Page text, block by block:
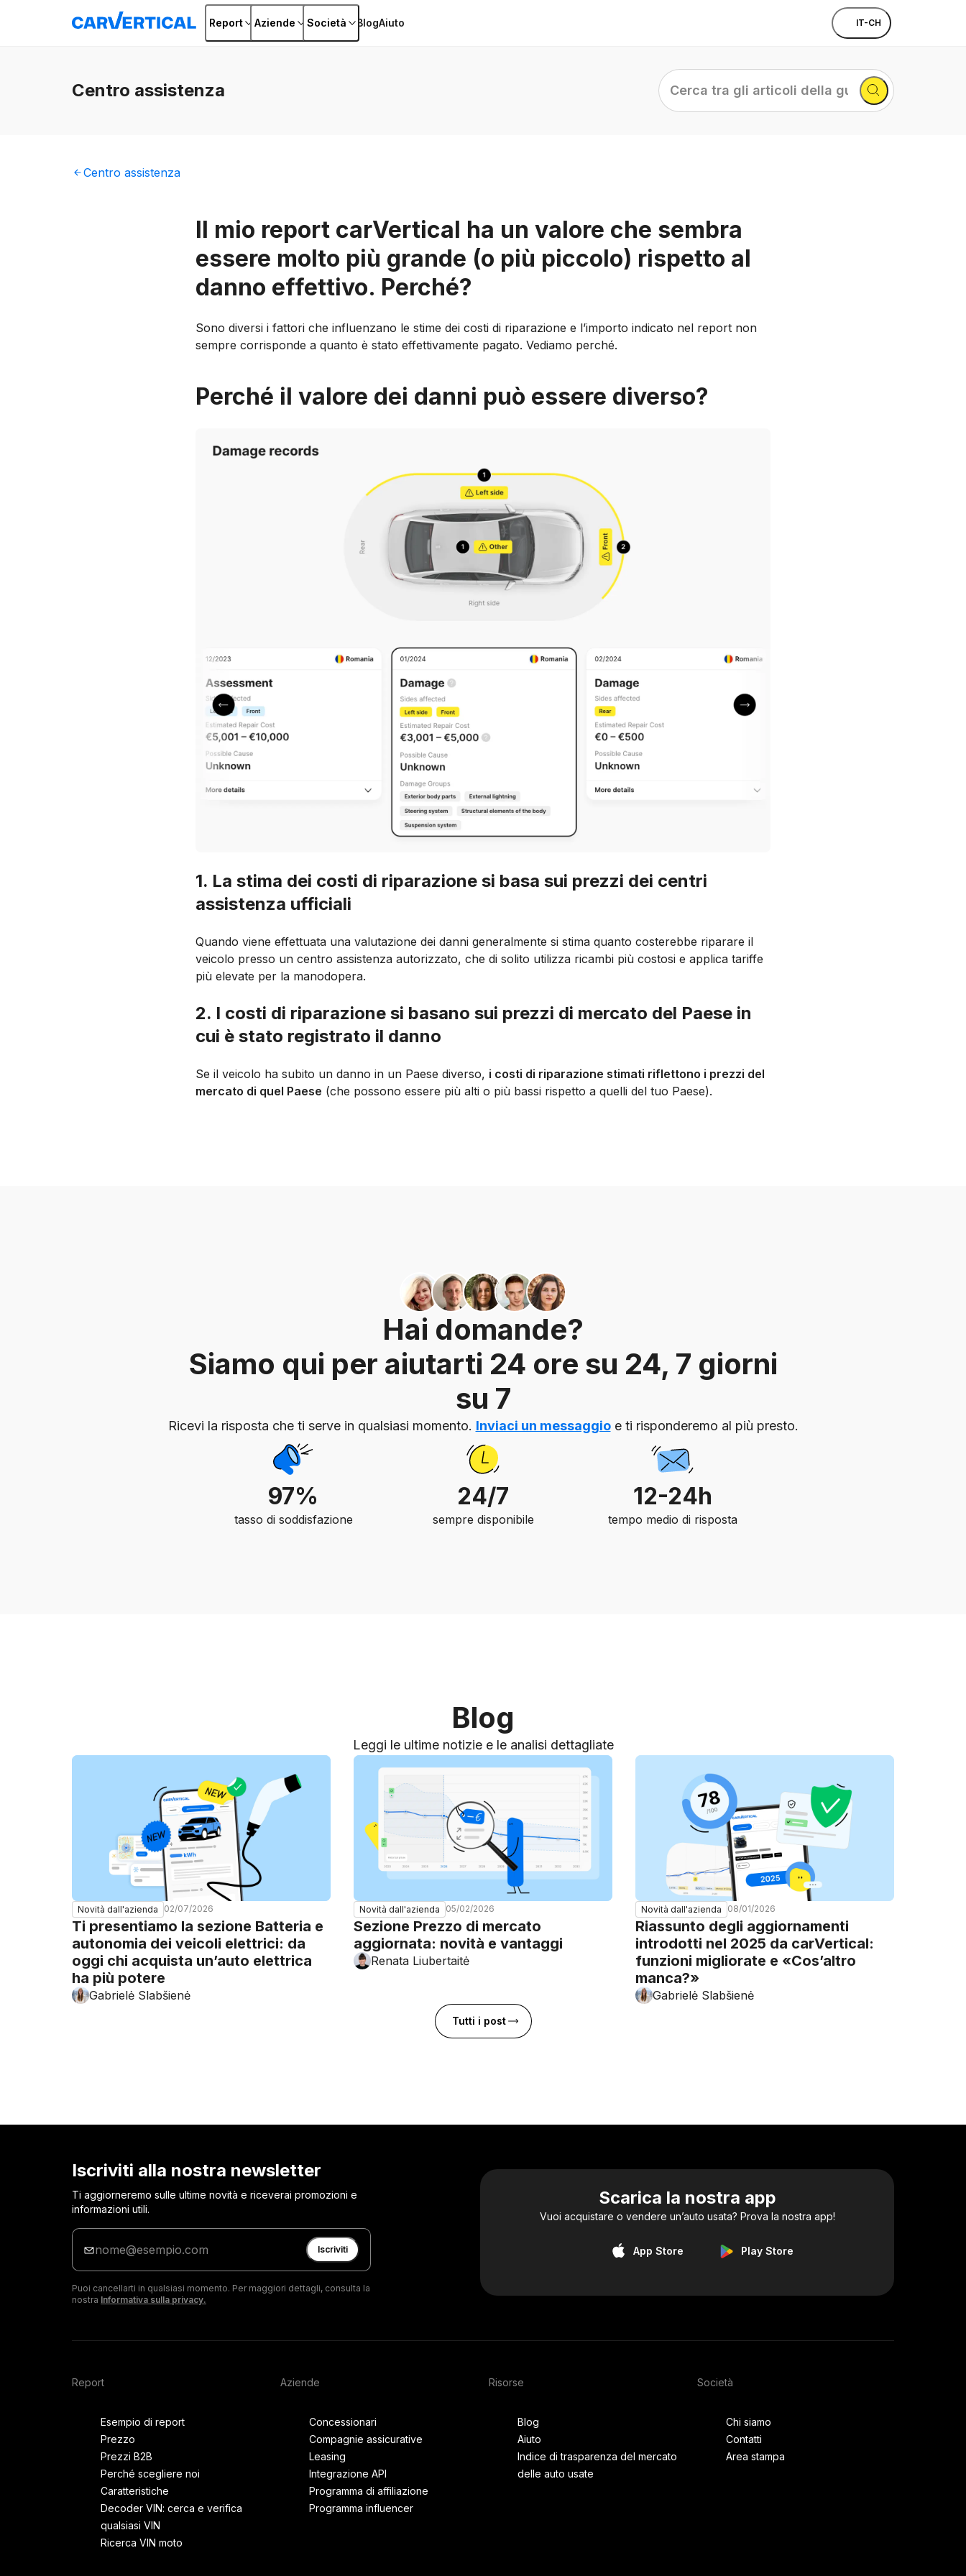
Report Aziende Società BlogAiuto IT-CH
Centro assistenza
Cerca
tra
gli
Centro assistenza
Il mio report carVertical ha un valore che sembra
essere molto più grande (o più piccolo) rispetto al
danno effettivo. Perché?
Sono diversi i fattori che influenzano le stime dei costi di riparazione e l’importo indicato nel report non
sempre corrisponde a quanto è stato effettivamente pagato. Vediamo perché.
Perché il valore dei danni può essere diverso?
1. La stima dei costi di riparazione si basa sui prezzi dei centri
assistenza ufficiali
Quando viene effettuata una valutazione dei danni generalmente si stima quanto costerebbe riparare il
veicolo presso un centro assistenza autorizzato, che di solito utilizza ricambi più costosi e applica tariffe
più elevate per la manodopera.
2. I costi di riparazione si basano sui prezzi di mercato del Paese in
cui è stato registrato il danno
Se il veicolo ha subito un danno in un Paese diverso, i costi di riparazione stimati riflettono i prezzi del
mercato di quel Paese (che possono essere più alti o più bassi rispetto a quelli del tuo Paese).
Hai domande?
Siamo qui per aiutarti 24 ore su 24, 7 giorni
su 7
Ricevi la risposta che ti serve in qualsiasi momento. Inviaci un messaggioe ti risponderemo al più presto.
97%
tasso di soddisfazione
24/7
sempre disponibile
12-24h
tempo medio di risposta
Blog
Leggi le ultime notizie e le analisi dettagliate
Novità dall'azienda 02/07/2026
Ti presentiamo la sezione Batteria e
autonomia dei veicoli elettrici: da
oggi chi acquista un’auto elettrica
ha più potere
Gabrielė Slabšienė
Novità dall'azienda 05/02/2026
Sezione Prezzo di mercato
aggiornata: novità e vantaggi
Renata Liubertaitė
Novità dall'azienda 08/01/2026
Riassunto degli aggiornamenti
introdotti nel 2025 da carVertical:
funzioni migliorate e «Cos’altro
manca?»
Gabrielė Slabšienė
Tutti i post
Iscriviti alla nostra newsletter
Ti aggiorneremo sulle ultime novità e riceverai promozioni e
informazioni utili.
Inserisci
tua
mail
Iscriviti
Puoi cancellarti in qualsiasi momento. Per maggiori dettagli, consulta la
nostra Informativa sulla privacy.
Scarica la nostra app
Vuoi acquistare o vendere un’auto usata? Prova la nostra app!
App Store Play Store
Report
Esempio di report
Prezzo
Prezzi B2B
Perché scegliere noi
Caratteristiche
Decoder VIN: cerca e verifica
qualsiasi VIN
Ricerca VIN moto
Aziende
Concessionari
Compagnie assicurative
Leasing
Integrazione API
Programma di affiliazione
Programma influencer
Risorse
Blog
Aiuto
Indice di trasparenza del mercato
delle auto usate
Società
Chi siamo
Contatti
Area stampa